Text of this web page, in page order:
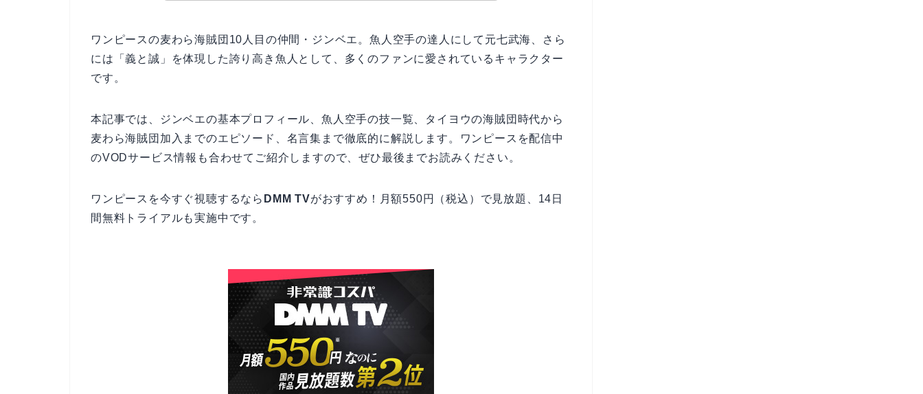
ワンピースの麦わら海賊団10人目の仲間・ジンベエ。魚人空手の達人にして元七武海、さら
には「義と誠」を体現した誇り高き魚人として、多くのファンに愛されているキャラクター
です。
本記事では、ジンベエの基本プロフィール、魚人空手の技一覧、タイヨウの海賊団時代から
麦わら海賊団加入までのエピソード、名言集まで徹底的に解説します。ワンピースを配信中
のVODサービス情報も合わせてご紹介しますので、ぜひ最後までお読みください。
ワンピースを今すぐ視聴するなら DMM TVがおすすめ！月額550円（税込）で見放題、14日
間無料トライアルも実施中です。